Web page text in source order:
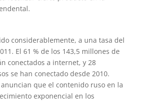
considerablemente, a una tasa del
El 61 % de los 143,5 millones de
conectados a internet, y 28
se han conectado desde 2010.
que el contenido ruso en la
exponencial en los